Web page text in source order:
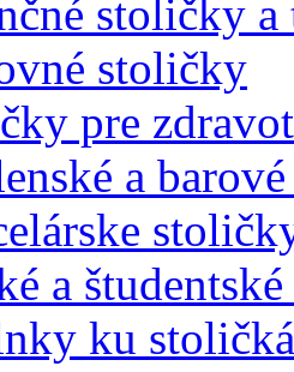
stoličky a
stoličky
pre
a
a
ku